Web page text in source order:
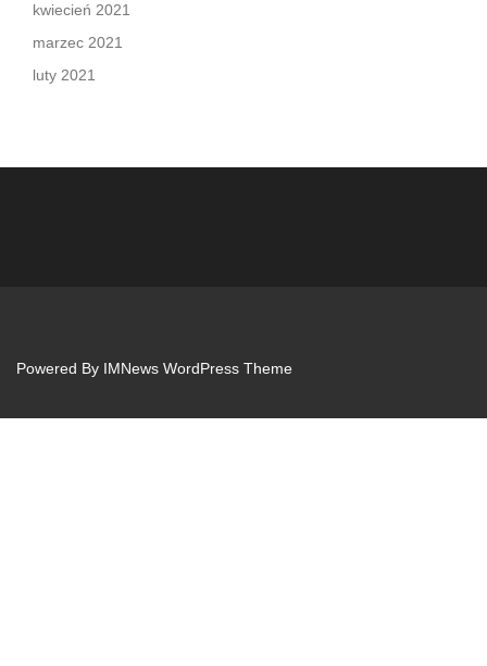
kwiecień 2021
marzec 2021
luty 2021
Powered By IMNews WordPress Theme